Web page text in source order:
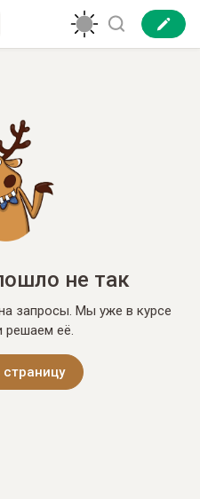
не так
запросы. Мы уже в курсе
решаем её.